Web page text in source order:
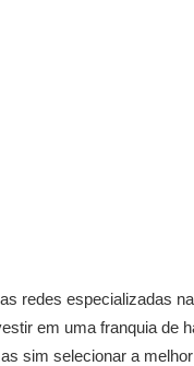
redes especializadas
em uma franquia de
sim selecionar a